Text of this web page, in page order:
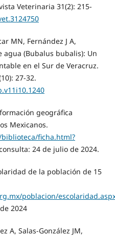
Veterinaria 31(2): 215-
MN, Fernández J A,
agua (Bubalus bubalis): Un
en el Sur de Veracruz.
27-32.
geográfica
Mexicanos.
ficha.html?
24 de julio de 2024.
de la población de 15
poblacion/
2024
A, Salas-González JM,